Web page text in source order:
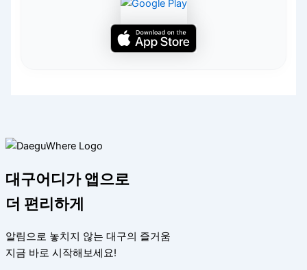
대구어디가 앱으로
더 편리하게
알림으로 놓치지 않는 대구의 즐거움
지금 바로 시작해보세요!